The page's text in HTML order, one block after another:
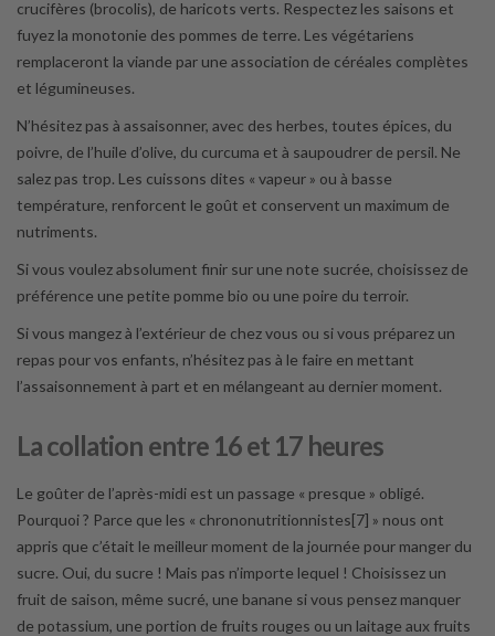
crucifères (brocolis), de haricots verts. Respectez les saisons et
fuyez la monotonie des pommes de terre. Les végétariens
remplaceront la viande par une association de céréales complètes
et légumineuses.
N’hésitez pas à assaisonner, avec des herbes, toutes épices, du
poivre, de l’huile d’olive, du curcuma et à saupoudrer de persil. Ne
salez pas trop. Les cuissons dites « vapeur » ou à basse
température, renforcent le goût et conservent un maximum de
nutriments.
Si vous voulez absolument finir sur une note sucrée, choisissez de
préférence une petite pomme bio ou une poire du terroir.
Si vous mangez à l’extérieur de chez vous ou si vous préparez un
repas pour vos enfants, n’hésitez pas à le faire en mettant
l’assaisonnement à part et en mélangeant au dernier moment.
La collation entre 16 et 17 heures
Le goûter de l’après-midi est un passage « presque » obligé.
Pourquoi ? Parce que les « chrononutritionnistes[7] » nous ont
appris que c’était le meilleur moment de la journée pour manger du
sucre. Oui, du sucre ! Mais pas n’importe lequel ! Choisissez un
fruit de saison, même sucré, une banane si vous pensez manquer
de potassium, une portion de fruits rouges ou un laitage aux fruits